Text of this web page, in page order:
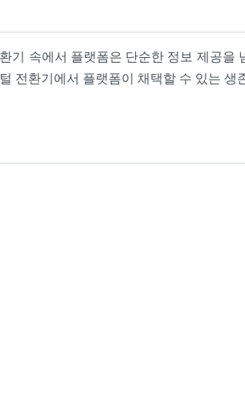
속에서 플랫폼은 단순한 정보 제공을
전환기에서 플랫폼이 채택할 수 있는 생